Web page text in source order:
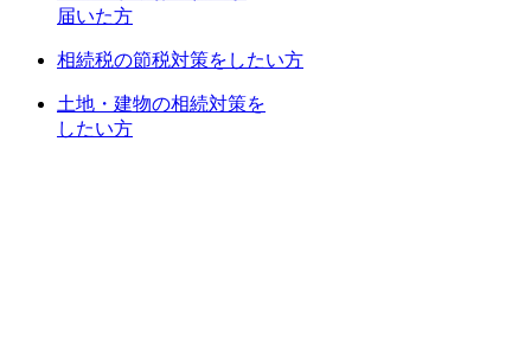
届いた方
相続税の節税対策をしたい方
土地・建物の相続対策を
したい方